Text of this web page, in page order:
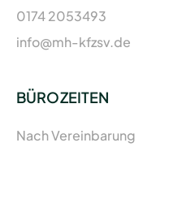
0174 2053493
info@mh-kfzsv.de
BÜROZEITEN
Nach Vereinbarung